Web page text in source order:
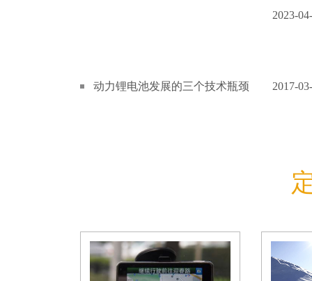
2023-
动力锂电池发展的三个技术瓶颈 2017-